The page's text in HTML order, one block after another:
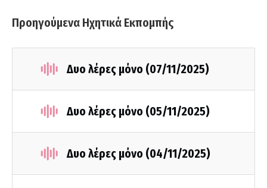
Προηγούμενα Ηχητικά Εκπομπής
Δυο λέρες μόνο (07/11/2025)
Δυο λέρες μόνο (05/11/2025)
Δυο λέρες μόνο (04/11/2025)